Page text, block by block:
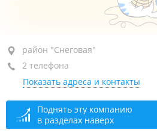
район "Снеговая", ул. Снеговая, 88
каб. 35
+7 914 068-99-00
+7 (423) 276-66-46
сегодня закрыто
район "Снеговая"
2 телефона
Показать адреса и контакты
Поднять эту компанию
в разделах наверх